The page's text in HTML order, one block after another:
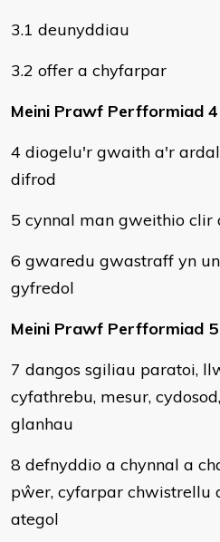
3.1 deunyddiau
3.2 offer a chyfarpar
Meini Prawf Perfformiad 4
4 diogelu'r gwaith a'r
difrod
5 cynnal man gweithio clir
6 gwaredu gwastraff yn
gyfredol
Meini Prawf Perfformiad 5
7 dangos sgiliau paratoi,
cyfathrebu, mesur,
glanhau
8 defnyddio a chynnal a
pŵer, cyfarpar chwistrellu
ategol